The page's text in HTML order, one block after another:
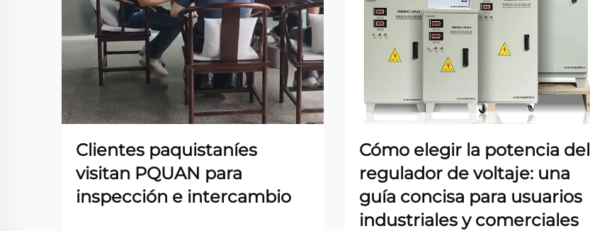
Clientes paquistaníes
visitan PQUAN para
inspección e intercambio
Cómo elegir la potencia del
regulador de voltaje: una
guía concisa para usuarios
industriales y comerciales